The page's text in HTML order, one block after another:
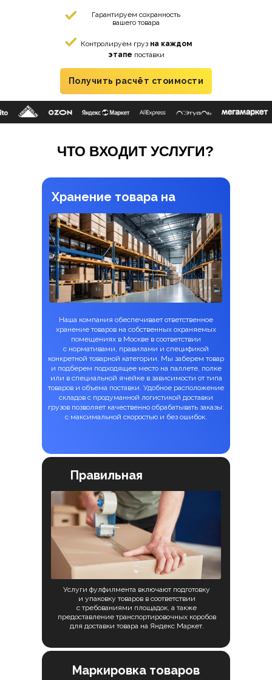
Получить расчёт стоимости
Гарантируем сохранность
вашего товара
Контролируем груз на каждом
этапе поставки
ЧТО ВХОДИТ УСЛУГИ?
Правильная
упаковка
Услуги фулфилмента включают подготовку
и упаковку товаров в соответствии
с требованиями площадок, а также
предоставление транспортировочных коробов
для доставки товара на Яндекс Маркет.
Маркировка товаров
Хранение товара на
складе
Наша компания обеспечивает ответственное
хранение товаров на собственных охраняемых
помещениях в Москве в соответствии
с нормативами, правилами и спецификой
конкретной товарной категории. Мы заберем товар
и подберем подходящее место на паллете, полке
или в специальной ячейке в зависимости от типа
товаров и объема поставки. Удобное расположение
складов с продуманной логистикой доставки
грузов позволяет качественно обрабатывать заказы:
с максимальной скоростью и без ошибок.